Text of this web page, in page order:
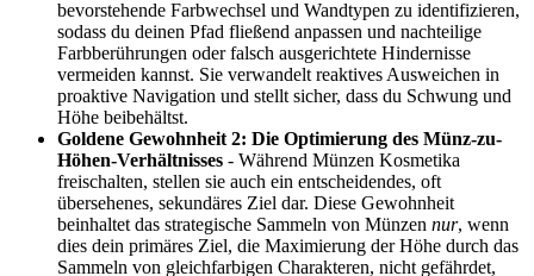
bevorstehende Farbwechsel und Wandtypen zu identifizieren,
sodass du deinen Pfad fließend anpassen und nachteilige
Farbberührungen oder falsch ausgerichtete Hindernisse
vermeiden kannst. Sie verwandelt reaktives Ausweichen in
proaktive Navigation und stellt sicher, dass du Schwung und
Höhe beibehältst.
Goldene Gewohnheit 2: Die Optimierung des Münz-zu-
Höhen-Verhältnisses - Während Münzen Kosmetika
freischalten, stellen sie auch ein entscheidendes, oft
übersehenes, sekundäres Ziel dar. Diese Gewohnheit
beinhaltet das strategische Sammeln von Münzen nur, wenn
dies dein primäres Ziel, die Maximierung der Höhe durch das
Sammeln von gleichfarbigen Charakteren, nicht gefährdet,